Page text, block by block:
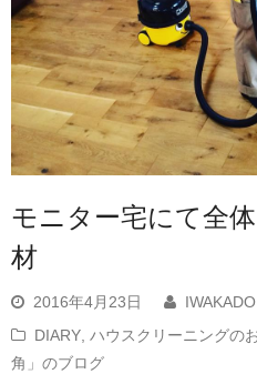
モニター宅にて全
材
2016年4月23日
IWAKADO
DIARY ハウスクリーニングの
角」のブログ